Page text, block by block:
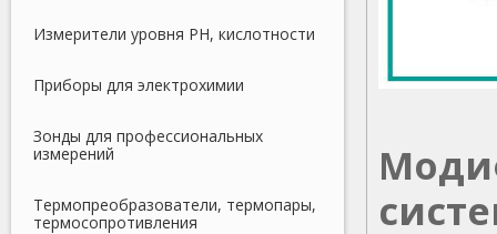
Измерители уровня PH, кислотности
Приборы для электрохимии
Зонды для профессиональных
измерений
Термопреобразователи, термопары,
термосопротивления